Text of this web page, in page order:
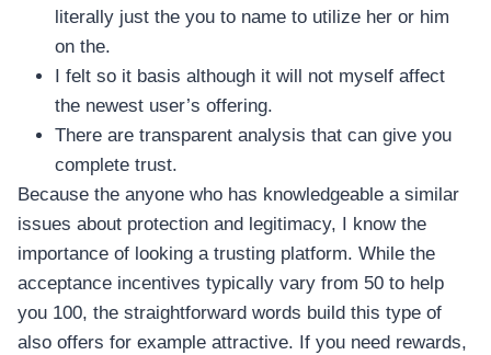
อุปกรณ์เพื่อความบันเทิง
อุปกรณ์เพื่อความบันเทิง
ลำโพง
โทรทัศน์
สินค้าตามแบรนด์
literally just the you to name to utilize her or him
on the.
I felt so it basis although it will not myself affect
the newest user’s offering.
There are transparent analysis that can give you
complete trust.
Because the anyone who has knowledgeable a similar
issues about protection and legitimacy, I know the
importance of looking a trusting platform. While the
acceptance incentives typically vary from 50 to help
you 100, the straightforward words build this type of
also offers for example attractive. If you need rewards,